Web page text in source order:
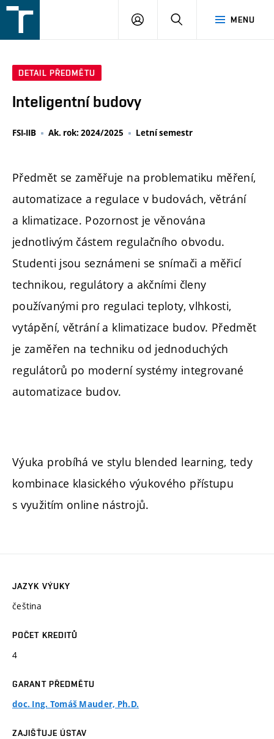
v
MENU
PŘIHLÁŠENÍ
DETAIL PŘEDMĚTU
Inteligentní budovy
FSI-IIB Ak. rok: 2024/2025 Letní semestr
Předmět se zaměřuje na problematiku měření,
automatizace a regulace v budovách, větrání
a klimatizace. Pozornost je věnována
jednotlivým částem regulačního obvodu.
Studenti jsou seznámeni se snímači a měřicí
technikou, regulátory a akčními členy
používanými pro regulaci teploty, vlhkosti,
vytápění, větrání a klimatizace budov. Předmět
je zaměřen na techniku od jednoduchých
regulátorů po moderní systémy integrované
automatizace budov.
Výuka probíhá ve stylu blended learning, tedy
kombinace klasického výukového přístupu
s využitím online nástrojů.
JAZYK VÝUKY
čeština
POČET KREDITŮ
4
GARANT PŘEDMĚTU
doc. Ing. Tomáš Mauder, Ph.D.
ZAJIŠŤUJE ÚSTAV